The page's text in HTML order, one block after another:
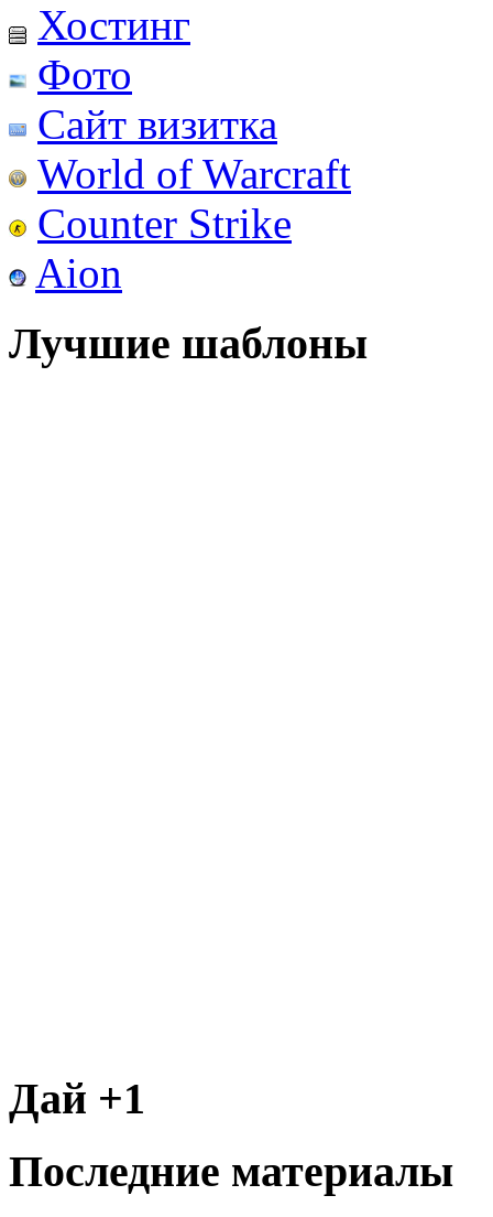
Хостинг
Фото
Сайт визитка
World of Warcraft
Counter Strike
Aion
Лучшие шаблоны
Дай +1
Последние материалы